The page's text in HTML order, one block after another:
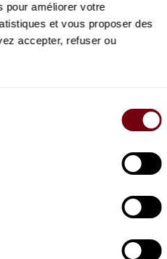
pour améliorer votre
et vous proposer des
accepter, refuser ou